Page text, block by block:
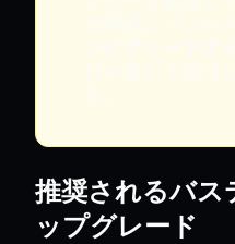
推奨されるバス
ップグレード